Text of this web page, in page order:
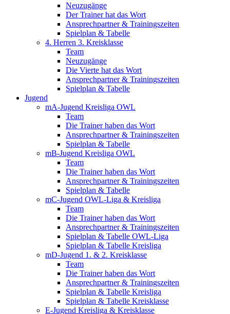
Neuzugänge
Der Trainer hat das Wort
Ansprechpartner & Trainingszeiten
Spielplan & Tabelle
4. Herren 3. Kreisklasse
Team
Neuzugänge
Die Vierte hat das Wort
Ansprechpartner & Trainingszeiten
Spielplan & Tabelle
Jugend
mA-Jugend Kreisliga OWL
Team
Die Trainer haben das Wort
Ansprechpartner & Trainingszeiten
Spielplan & Tabelle
mB-Jugend Kreisliga OWL
Team
Die Trainer haben das Wort
Ansprechpartner & Trainingszeiten
Spielplan & Tabelle
mC-Jugend OWL-Liga & Kreisliga
Team
Die Trainer haben das Wort
Ansprechpartner & Trainingszeiten
Spielplan & Tabelle OWL-Liga
Spielplan & Tabelle Kreisliga
mD-Jugend 1. & 2. Kreisklasse
Team
Die Trainer haben das Wort
Ansprechpartner & Trainingszeiten
Spielplan & Tabelle Kreisliga
Spielplan & Tabelle Kreisklasse
E-Jugend Kreisliga & Kreisklasse